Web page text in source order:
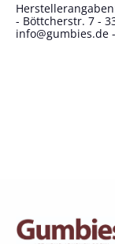
- Böttcherstr. 7 -
info@gumbies.de